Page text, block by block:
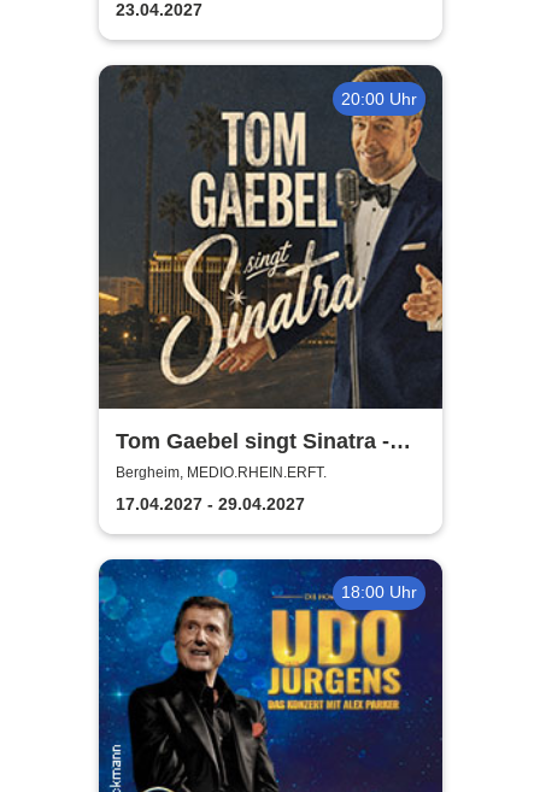
23.04.2027
20:00 Uhr
Tom Gaebel singt Sinatra -
Tour 2027
Bergheim, MEDIO.RHEIN.ERFT.
17.04.2027 - 29.04.2027
18:00 Uhr